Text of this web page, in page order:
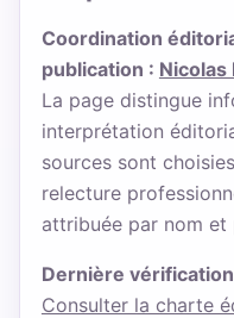
Coordination
publication : Nicolas
La page distingue
interprétation
sources sont
relecture
attribuée par nom et
Dernière
Consulter la charte